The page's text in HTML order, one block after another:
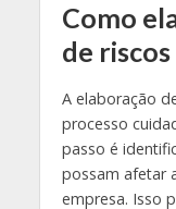
Como
de
A elaboração
processo
passo é
possam afetar
empresa. Isso